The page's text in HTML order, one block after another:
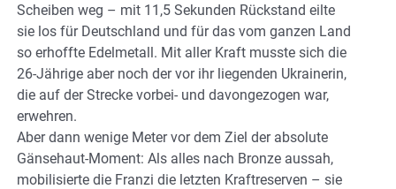
Scheiben weg – mit 11,5 Sekunden Rückstand eilte
sie los für Deutschland und für das vom ganzen Land
so erhoffte Edelmetall. Mit aller Kraft musste sich die
26-Jährige aber noch der vor ihr liegenden Ukrainerin,
die auf der Strecke vorbei- und davongezogen war,
erwehren.
Aber dann wenige Meter vor dem Ziel der absolute
Gänsehaut-Moment: Als alles nach Bronze aussah,
mobilisierte die Franzi die letzten Kraftreserven – sie